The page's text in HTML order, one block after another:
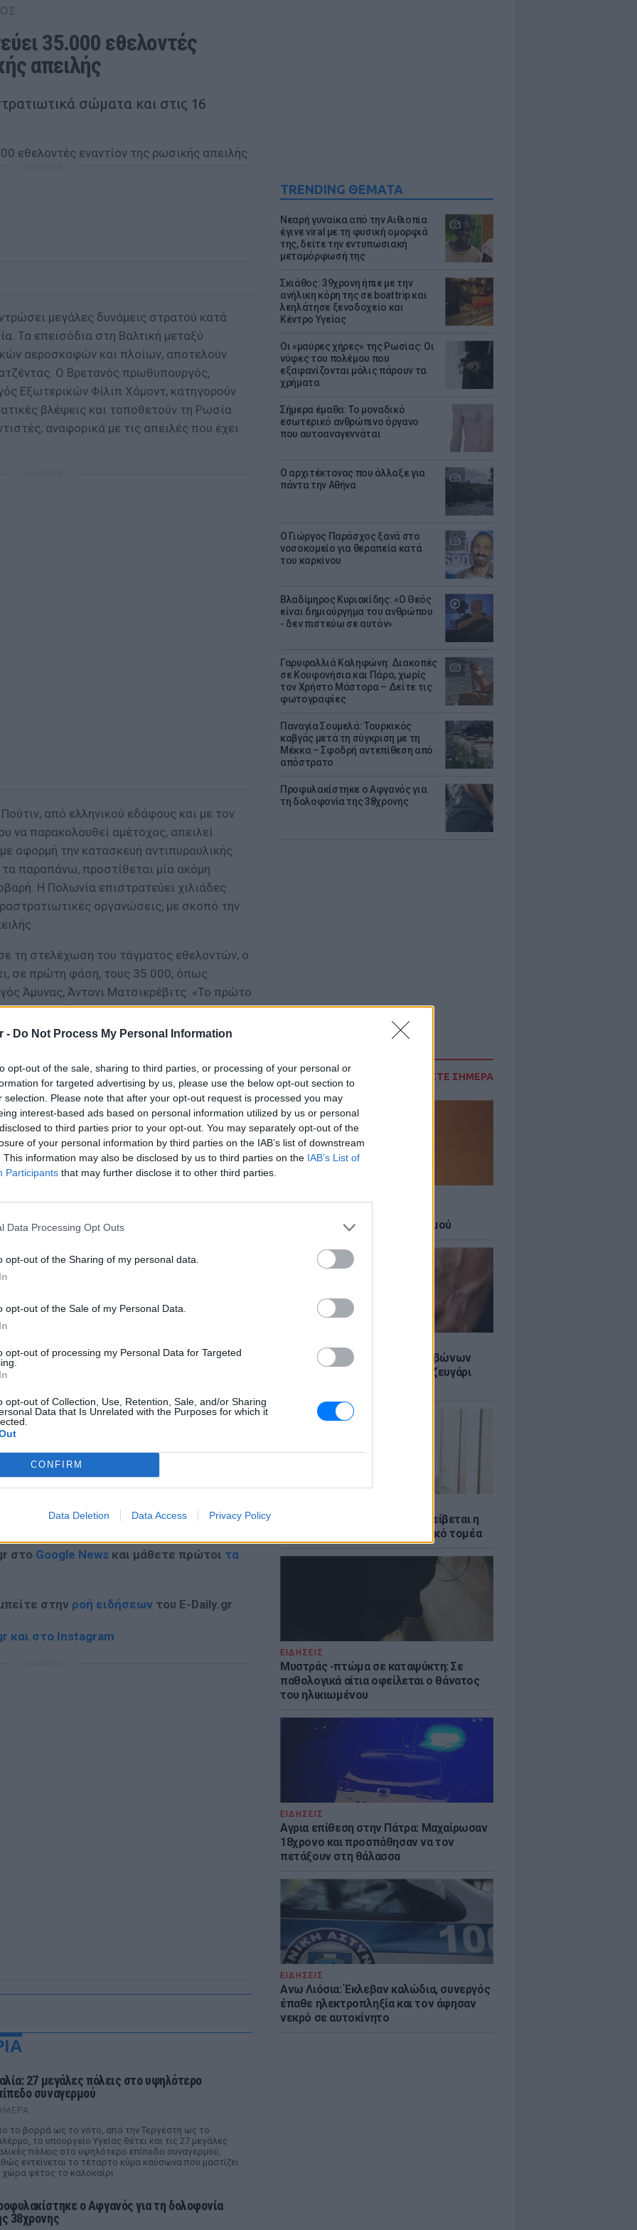
- Do Not Process My Personal Information
opt-out of the sale, sharing to third parties, or processing of your personal or
for targeted advertising by us, please use the below opt-out section to
selection. Please note that after your opt-out request is processed you may
interest-based ads based on personal information utilized by us or personal
to third parties prior to your opt-out. You may separately opt-out of the
of your personal information by third parties on the IAB’s list of downstream
This information may also be disclosed by us to third parties on the IAB’s List of
Participants that may further disclose it to other third parties.
Data Processing Opt Outs
opt-out of the Sharing of my personal data.
opt-out of the Sale of my Personal Data.
opt-out of processing my Personal Data for Targeted
opt-out of Collection, Use, Retention, Sale, and/or Sharing
Data that Is Unrelated with the Purposes for which it
CONFIRM
Data Deletion Data Access Privacy Policy
TRENDING ΘΕΜΑΤΑ
Νεαρή γυναίκα από την Αιθιοπία
έγινε viral με τη φυσική ομορφιά
της, δείτε την εντυπωσιακή
μεταμόρφωσή της
Σκιάθος: 39χρονη ήπιε με την
ανήλικη κόρη της σε boat trip και
λεηλάτησε ξενοδοχείο και
Κέντρο Υγείας
Οι «μαύρες χήρες» της Ρωσίας: Οι
νύφες του πολέμου που
εξαφανίζονται μόλις πάρουν τα
χρήματα
Σήμερα έμαθα: Το μοναδικό
εσωτερικό ανθρώπινο όργανο
που αυτοαναγεννάται
Ο αρχιτέκτονας που άλλαξε για
πάντα την Αθήνα
O Γιώργος Παράσχος ξανά στο
νοσοκομείο για θεραπεία κατά
του καρκίνου
Βλαδίμηρος Κυριακίδης: «Ο Θεός
είναι δημιούργημα του ανθρώπου
- δεν πιστεύω σε αυτόν»
Γαρυφαλλιά Καληφώνη: Διακοπές
σε Κουφονήσια και Πάρο, χωρίς
τον Χρήστο Μάστορα – Δείτε τις
φωτογραφίες
Παναγία Σουμελά: Τουρκικός
καβγάς μετά τη σύγκριση με τη
Μέκκα – Σφοδρή αντεπίθεση από
απόστρατο
Προφυλακίστηκε ο Αφγανός για
τη δολοφονία της 38χρονης
ΔΙΑΒΑΣΤΕ ΣΗΜΕΡΑ
υψηλότερο επίπεδο συναγερμού
Τους είδαν με δαχτυλίδι αρραβώνων
στο Παρίσι - Μήπως διάσημο ζευγάρι
Δεκαπενταύγουστος: Πώς αμείβεται η
εργασία την αργία στον ιδιωτικό τομέα
ΕΙΔΗΣΕΙΣ
Μυστράς -πτώμα σε καταψύκτη: Σε
παθολογικά αίτια οφείλεται ο θάνατος
του ηλικιωμένου
ΕΙΔΗΣΕΙΣ
Αγρια επίθεση στην Πάτρα: Μαχαίρωσαν
18χρονο και προσπάθησαν να τον
πετάξουν στη θάλασσα
ΕΙΔΗΣΕΙΣ
Ανω Λιόσια: Έκλεβαν καλώδια, συνεργός
έπαθε ηλεκτροπληξία και τον άφησαν
νεκρό σε αυτοκίνητο
35.000 εθελοντές
απειλής
σώματα και στις 16
μεγάλες δυνάμεις στρατού κατά
Τα επεισόδια στη Βαλτική μεταξύ
αεροσκαφών και πλοίων, αποτελούν
Ο Βρετανός πρωθυπουργός,
Εξωτερικών Φίλιπ Χάμοντ, κατηγορούν
βλέψεις και τοποθετούν τη Ρωσία
αναφορικά με τις απειλές που έχει
από ελληνικού εδάφους και με τον
να παρακολουθεί αμέτοχος, απειλεί
αφορμή την κατασκευή αντιπυραυλικής
παραπάνω, προστίθεται μία ακόμη
Η Πολωνία επιστρατεύει χιλιάδες
οργανώσεις, με σκοπό την
τη στελέχωση του τάγματος εθελοντών, ο
σε πρώτη φάση, τους 35.000, όπως
Άμυνας, Άντονι Ματσιερέβιτς. «Το πρώτο
δήλωσε ο Πολωνός υπουργός,
τα σχέδια της κυβέρνησης. «Η απόφαση
δίχως χρονοτριβή», πρόσθεσε,
στίγμα των προθέσεων της Βαρσοβίας για
από τις 16 επαρχίες της Πολωνίας θα
στράτευμα, ώστε να αντιμετωπίσει τις
όπως χαρακτηριστικά δήλωσε
Άμυνας. Προτεραιότητα ωστόσο,
δη οι Podlachia, Lublin και Podkarpachie,
ρωσικά σύνορα και δέχονται τη
σώμα, το οποίο αριθμεί
τα οποία λαμβάνουν αμιγώς στρατιωτική
γυμνάσια του ΝΑΤΟ.
στο Google News και μάθετε πρώτοι τα
στην ροή ειδήσεων του E-Daily.gr
και στο Instagram
27 μεγάλες πόλεις στο υψηλότερο
συναγερμού
το βορρά ως το νότο, από την Τεργέστη ως το
το υπουργείο Υγείας θέτει και τις 27 μεγάλες
πόλεις στο υψηλότερο επίπεδο συναγερμού,
εντείνεται το τέταρτο κύμα καύσωνα που μαστίζει
χώρα φέτος το καλοκαίρι
ο Αφγανός για τη δολοφονία
38χρονης